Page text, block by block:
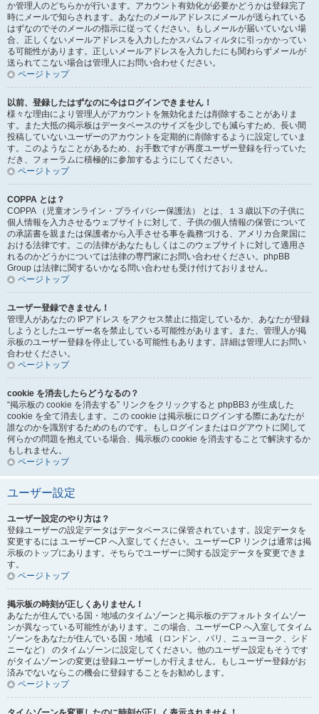
か管理人のどちらかが行います。アカウント有効化が必要かどうかは登録完了
時にメールで知らされます。あなたのメールアドレスにメールが送られている
はずなのでそのメールの指示に従ってください。もしメールが届いていない場
合、正しくないメールアドレスを入力したかスパムフィルタに引っかかってい
る可能性があります。正しいメールアドレスを入力したにも関わらずメールが
送られてこない場合は管理人にお問い合わせください。
ページトップ
以前、登録したはずなのに今はログインできません！
様々な理由により管理人がアカウントを無効化または削除することがありま
す。また大抵の掲示板はデータベースのサイズを少しでも減らすため、長い間
投稿していないユーザーのアカウントを定期的に削除するように設定していま
す。このようなことがあるため、お手数ですが再度ユーザー登録を行っていた
だき、フォーラムに積極的に参加するようにしてください。
ページトップ
COPPA とは？
COPPA （児童オンライン・プライバシー保護法） とは、１３歳以下の子供に
個人情報を入力させるウェブサイトに対して、子供の個人情報の保管について
の承諾書を親または保護者から入手させる事を義務づける、アメリカ合衆国に
おける法律です。この法律があなたもしくはこのウェブサイトに対して適用さ
れるのかどうかについては法律の専門家にお問い合わせください。phpBB
Group は法律に関するいかなる問い合わせも受け付けておりません。
ページトップ
ユーザー登録できません！
管理人があなたの IPアドレス をアクセス禁止に指定しているか、あなたが登録
しようとしたユーザー名を禁止している可能性があります。また、管理人が掲
示板のユーザー登録を停止している可能性もあります。詳細は管理人にお問い
合わせください。
ページトップ
cookie を消去したらどうなるの？
“掲示板の cookie を消去する” リンクをクリックすると phpBB3 が生成した
cookie を全て消去します。この cookie は掲示板にログインする際にあなたが
誰なのかを識別するためのものです。もしログインまたはログアウトに関して
何らかの問題を抱えている場合、掲示板の cookie を消去することで解決するか
もしれません。
ページトップ
ユーザー設定
ユーザー設定のやり方は？
登録ユーザーの設定データはデータベースに保管されています。設定データを
変更するには ユーザーCP へ入室してください。ユーザーCP リンクは通常は掲
示板のトップにあります。そちらでユーザーに関する設定データを変更できま
す。
ページトップ
掲示板の時刻が正しくありません！
あなたが住んでいる国・地域のタイムゾーンと掲示板のデフォルトタイムゾー
ンが異なっている可能性があります。この場合、ユーザーCP へ入室してタイム
ゾーンをあなたが住んでいる国・地域 （ロンドン、パリ、ニューヨーク、シド
ニーなど） のタイムゾーンに設定してください。他のユーザー設定もそうです
がタイムゾーンの変更は登録ユーザーしか行えません。もしユーザー登録がお
済みでないならこの機会に登録することをお勧めします。
ページトップ